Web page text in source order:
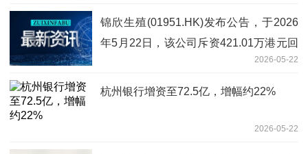
锦欣生殖(01951.HK)发布公告，于2026
年5月22日，该公司斥资421.01万港元回
2026-05-22
杭州银行增资至72.5亿，增幅约22%
2026-05-22